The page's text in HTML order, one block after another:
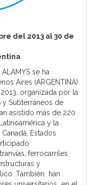
del 2013 al 30 de
se ha
Aires (ARGENTINA)
organizada por la
y Subterráneos de
asistido más de 220
y la
Estados
ferrocarriles
y
También han